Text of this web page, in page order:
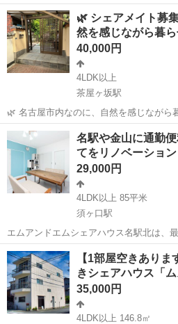
使用は電気工事必須。 共有トイレ有 雨染み有 初期費用や家
分、ボロボロの現状貸しです。 よく確認していただき、わりきれる方
か自分で何とかできる方だ...
愛知 名古屋市 シェアハウス
🌿 シェアメイト募
然を感じながら暮
40,000円
4LDK以上
茶屋ヶ坂駅
🌿 名古屋市内なのに、自然を感じながら暮らせる
コーヒーを飲んだり、 家庭菜園を楽しんだり。 「ただ寝
屋」ではなく、 少し心に余裕が生まれる暮
で小さな別荘のような空...
愛知 名古屋市 茶屋ヶ坂駅 シ
名駅や金山に通勤
てをリノベーショ
29,000円
4LDK以上 85平米
須ヶ口駅
エムアンドエムシェアハウス名駅北は、
駅』まで7分。『須ケ口駅』まで徒歩9分
駅』までは電車に乗って7分。『金山駅
古屋駅や金山駅に通勤や通学さ...
愛知 清須市 須ヶ口駅 シェア
【1部屋空きあり
きシェアハウス「ム
35,000円
4LDK以上 146.8㎡